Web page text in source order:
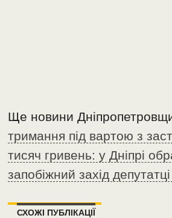
Ще новини
тримання під вартою з
тисяч гривень: у Дніпрі
запобіжний захід
СХОЖІ ПУБЛІКАЦІЇ